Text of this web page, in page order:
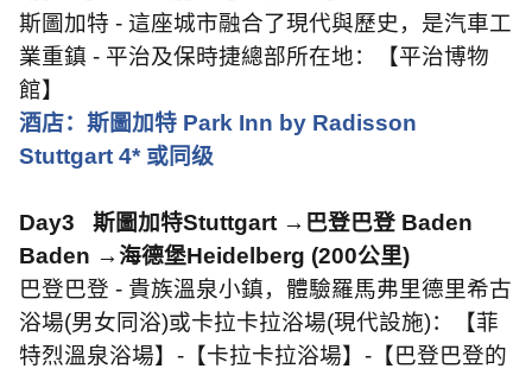
斯圖加特 - 這座城市融合了現代與歷史，是汽車工
業重鎮 - 平治及保時捷總部所在地：【平治博物
館】
酒店：斯圖加特 Park Inn by Radisson
Stuttgart 4* 或同级
Day3 斯圖加特Stuttgart →巴登巴登 Baden
Baden →海德堡Heidelberg (200公里)
巴登巴登 - 貴族溫泉小鎮，體驗羅馬弗里德里希古
浴場(男女同浴)或卡拉卡拉浴場(現代設施)：【菲
特烈溫泉浴場】 - 【卡拉卡拉浴場】 - 【巴登巴登的